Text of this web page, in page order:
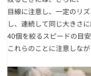
目線に注意し、一定のリ
し、連続して同じ大きさに
40個を絞るスピードの目
これらのことに注意しな